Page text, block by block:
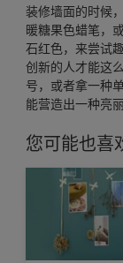
装修墙面的时候
暖糖果色蜡笔，
石红色，来尝试
创新的人才能这
号，或者拿一种
能营造出一种亮
您可能也喜